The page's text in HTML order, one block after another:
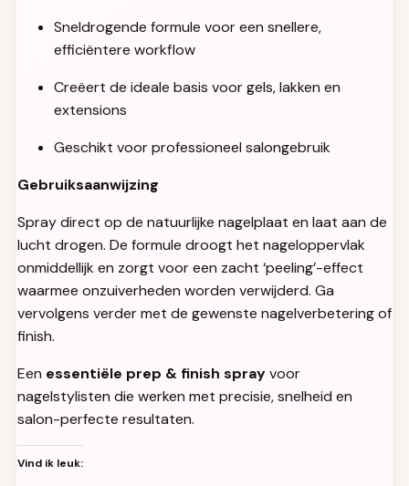
Sneldrogende formule voor een snellere,
efficiëntere workflow
Creëert de ideale basis voor gels, lakken en
extensions
Geschikt voor professioneel salongebruik
Gebruiksaanwijzing
Spray direct op de natuurlijke nagelplaat en laat aan de
lucht drogen. De formule droogt het nageloppervlak
onmiddellijk en zorgt voor een zacht ‘peeling’-effect
waarmee onzuiverheden worden verwijderd. Ga
vervolgens verder met de gewenste nagelverbetering of
finish.
Een essentiële prep & finish sprayvoor
nagelstylisten die werken met precisie, snelheid en
salon-perfecte resultaten.
Vind ik leuk: